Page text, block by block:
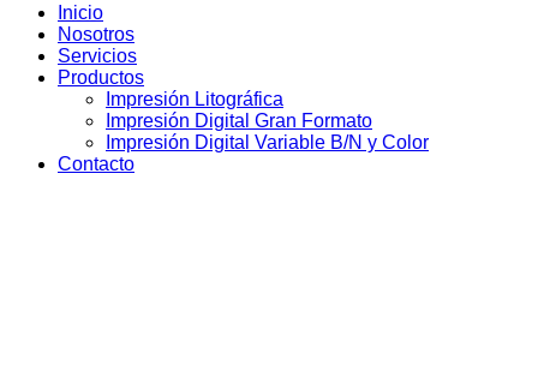
Inicio
Nosotros
Servicios
Productos
Impresión Litográfica
Impresión Digital Gran Formato
Impresión Digital Variable B/N y Color
Contacto